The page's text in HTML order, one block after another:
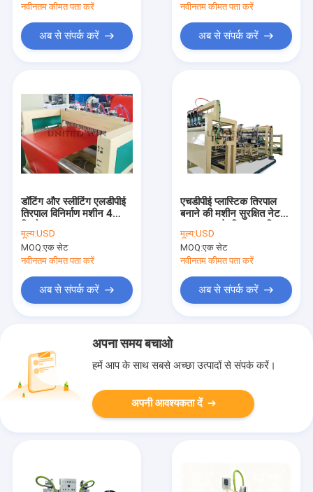
नवीनतम कीमत पता करें
अब से संपर्क करें
नवीनतम कीमत पता करें
अब से संपर्क करें
डॉटिंग और स्लीटिंग एलडीपीई
तिरपाल विनिर्माण मशीन 4
मूल्य:USD
MOQ:एक सेट
नवीनतम कीमत पता करें
अब से संपर्क करें
एचडीपीई प्लास्टिक तिरपाल
बनाने की मशीन सुरक्षित नेट
मूल्य:USD
MOQ:एक सेट
नवीनतम कीमत पता करें
अब से संपर्क करें
अपना समय बचाओ
हमें आप के साथ सबसे अच्छा उत्पादों से संपर्क करें।
अपनी आवश्यकता दें